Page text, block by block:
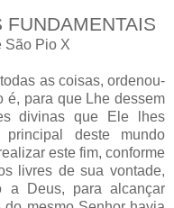
FUNDAMENTAIS
São Pio X
as coisas, ordenou-
é, para que Lhe dessem
divinas que Ele lhes
deste mundo
este fim, conforme
livres de sua vontade,
a Deus, para alcançar